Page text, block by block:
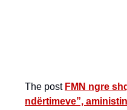
The post FMN ngre
ndërtimeve”,